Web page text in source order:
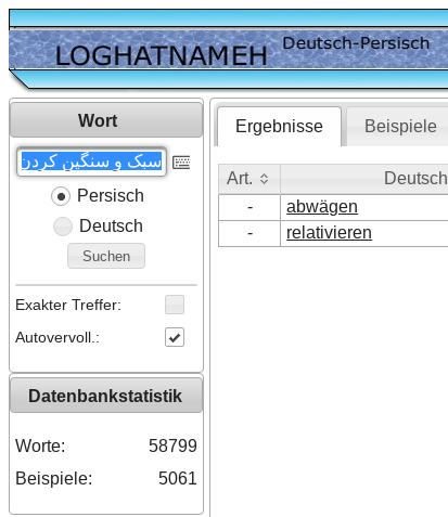
Wort
Persisch
Deutsch
Suchen
Exakter Treffer:
Autovervoll.:
Datenbankstatistik
Worte:
58799
Beispiele:
5061
Ergebnisse Beispiele
Art. Deutsch
Art.
- abwägen
-
relativieren